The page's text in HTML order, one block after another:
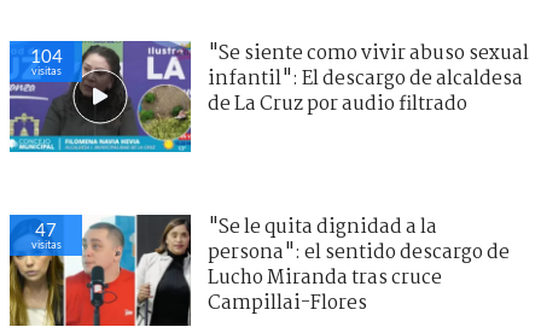
103
visitas
"Se siente como vivir abuso sexual
infantil": El descargo de alcaldesa
de La Cruz por audio filtrado
47
visitas
"Se le quita dignidad a la
persona": el sentido descargo de
Lucho Miranda tras cruce
Campillai-Flores